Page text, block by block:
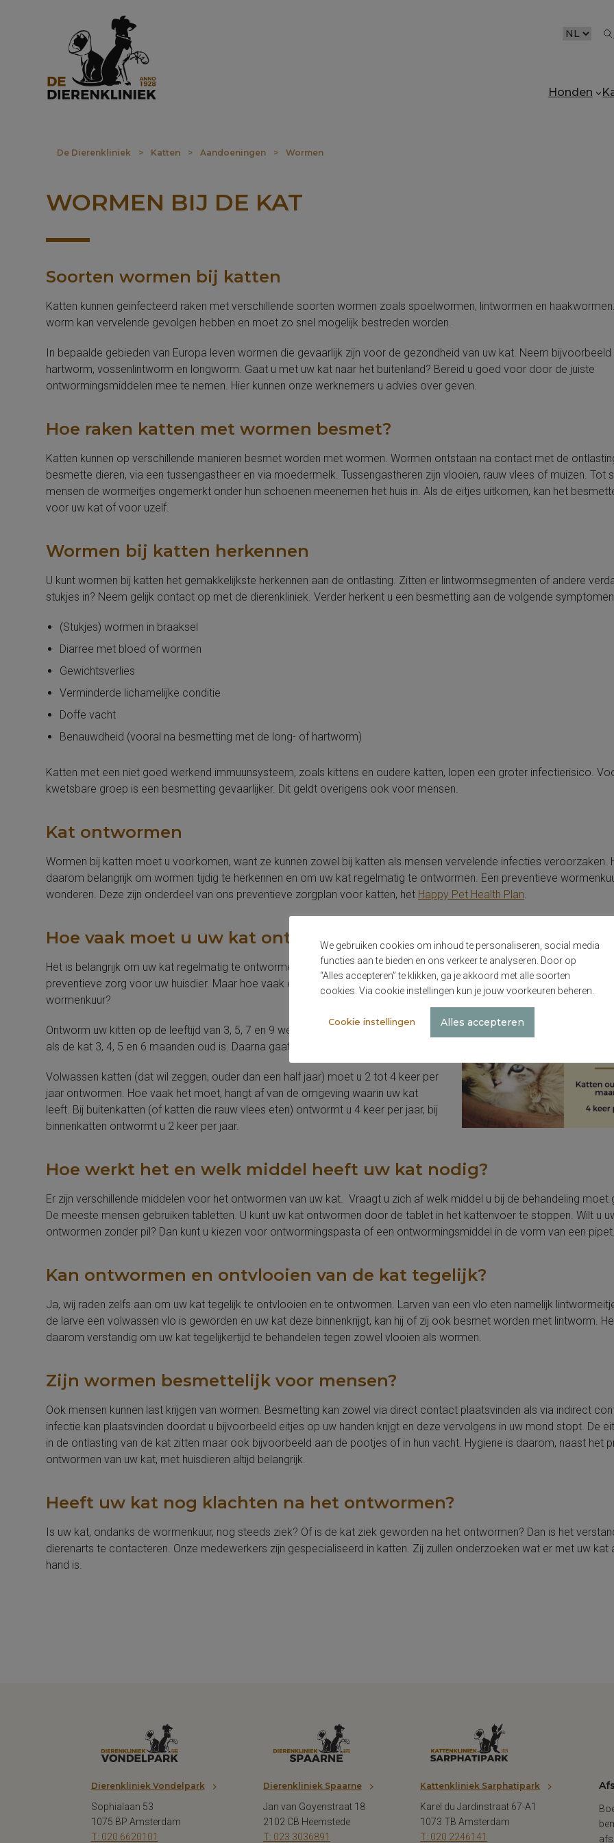
CHOOSE
Honden
De Dierenkliniek > Katten > Aandoeningen > Wormen
WORMEN BIJ DE KAT
Soorten wormen bij katten
Katten kunnen geïnfecteerd raken met verschillende soorten wormen zoals spoelwormen, lintwormen en
worm kan vervelende gevolgen hebben en moet zo snel mogelijk bestreden worden.
In bepaalde gebieden van Europa leven wormen die gevaarlijk zijn voor de gezondheid van uw kat. Neem bijvoorbeeld
hartworm, vossenlintworm en longworm. Gaat u met uw kat naar het buitenland? Bereid u goed voor door de juiste
ontwormingsmiddelen mee te nemen. Hier kunnen onze werknemers u advies over geven.
Hoe raken katten met wormen besmet?
Katten kunnen op verschillende manieren besmet worden met wormen. Wormen ontstaan na contact met de
besmette dieren, via een tussengastheer en via moedermelk. Tussengastheren zijn vlooien, rauw vlees of muizen. Tot
mensen de wormeitjes ongemerkt onder hun schoenen meenemen het huis in. Als de eitjes uitkomen, kan het
voor uw kat of voor uzelf.
Wormen bij katten herkennen
U kunt wormen bij katten het gemakkelijkste herkennen aan de ontlasting. Zitten er lintwormsegmenten of andere
stukjes in? Neem gelijk contact op met de dierenkliniek. Verder herkent u een besmetting aan de volgende
(Stukjes) wormen in braaksel
Diarree met bloed of wormen
Gewichtsverlies
Verminderde lichamelijke conditie
Doffe vacht
Benauwdheid (vooral na besmetting met de long- of hartworm)
Katten met een niet goed werkend immuunsysteem, zoals kittens en oudere katten, lopen een groter infectierisico.
kwetsbare groep is een besmetting gevaarlijker. Dit geldt overigens ook voor mensen.
Kat ontwormen
Wormen bij katten moet u voorkomen, want ze kunnen zowel bij katten als mensen vervelende infecties veroorzaken.
daarom belangrijk om wormen tijdig te herkennen en om uw kat regelmatig te ontwormen. Een preventieve
wonderen. Deze zijn onderdeel van ons preventieve zorgplan voor katten, het Happy Pet Health Plan.
Hoe vaak moet u uw kat ontwormen?
Het is belangrijk om uw kat regelmatig te ontwormen, dat is onderdeel van de
preventieve zorg voor uw huisdier. Maar hoe vaak en wanneer moet uw kat een
wormenkuur?
Ontworm uw kitten op de leeftijd van 3, 5, 7 en 9 weken. Herhaal de kuur nogmaals
als de kat 3, 4, 5 en 6 maanden oud is. Daarna gaat de frequentie omlaag.
Volwassen katten (dat wil zeggen, ouder dan een half jaar) moet u 2 tot 4 keer per
jaar ontwormen. Hoe vaak het moet, hangt af van de omgeving waarin uw kat
leeft. Bij buitenkatten (of katten die rauw vlees eten) ontwormt u 4 keer per jaar, bij
binnenkatten ontwormt u 2 keer per jaar.
Hoe werkt het en welk middel heeft uw kat nodig?
Er zijn verschillende middelen voor het ontwormen van uw kat. Vraagt u zich af welk middel u bij de behandeling moet
De meeste mensen gebruiken tabletten. U kunt uw kat ontwormen door de tablet in het kattenvoer te stoppen. Wilt u
ontwormen zonder pil? Dan kunt u kiezen voor ontwormingspasta of een ontwormingsmiddel in de vorm van een pipet.
Kan ontwormen en ontvlooien van de kat tegelijk?
Ja, wij raden zelfs aan om uw kat tegelijk te ontvlooien en te ontwormen. Larven van een vlo eten namelijk
de larve een volwassen vlo is geworden en uw kat deze binnenkrijgt, kan hij of zij ook besmet worden met lintworm.
daarom verstandig om uw kat tegelijkertijd te behandelen tegen zowel vlooien als wormen.
Zijn wormen besmettelijk voor mensen?
Ook mensen kunnen last krijgen van wormen. Besmetting kan zowel via direct contact plaatsvinden als via indirect
infectie kan plaatsvinden doordat u bijvoorbeeld eitjes op uw handen krijgt en deze vervolgens in uw mond stopt. De
in de ontlasting van de kat zitten maar ook bijvoorbeeld aan de pootjes of in hun vacht. Hygiene is daarom, naast het
ontwormen van uw kat, met huisdieren altijd belangrijk.
Heeft uw kat nog klachten na het ontwormen?
Is uw kat, ondanks de wormenkuur, nog steeds ziek? Of is de kat ziek geworden na het ontwormen? Dan is het
dierenarts te contacteren. Onze medewerkers zijn gespecialiseerd in katten. Zij zullen onderzoeken wat er met uw kat
hand is.
Dierenkliniek Vondelpark
Sophialaan 53
1075 BP Amsterdam
T: 020 6620101
Dierenkliniek Spaarne
Jan van Goyenstraat 18
2102 CB Heemstede
T: 023 3036891
Kattenkliniek Sarphatipark
Karel du Jardinstraat 67-A1
1073 TB Amsterdam
T: 020 2246141
We gebruiken cookies om inhoud te personaliseren, social media
functies aan te bieden en ons verkeer te analyseren. Door op
“Alles accepteren” te klikken, ga je akkoord met alle soorten
cookies. Via cookie instellingen kun je jouw voorkeuren beheren.
Cookie instellingen Alles accepteren